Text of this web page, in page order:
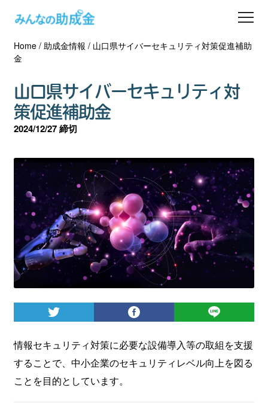
助成金を探す
士業の方へ
助成金コラム
専門家一覧
ダウンロード
会員登録
ログイン
Home/ 助成金情報 / 山口県サイバーセキュリティ対策促進補助
金
山口県サイバーセキュリティ対
策促進補助金
2024/12/27 締切
情報セキュリティ対策に必要な設備導入等の取組を支援
することで、中小企業のセキュリティレベル向上を図る
ことを目的としています。